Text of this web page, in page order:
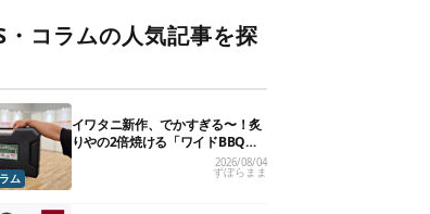
・コラムの人気記事を探
ム
イワタニ新作、でかすぎる〜！炙
りやの2倍焼ける「ワイドBBQグ
リル」で“豪快焼肉”できるよ【再
販開始】
2026/08/04
ずぼらまま